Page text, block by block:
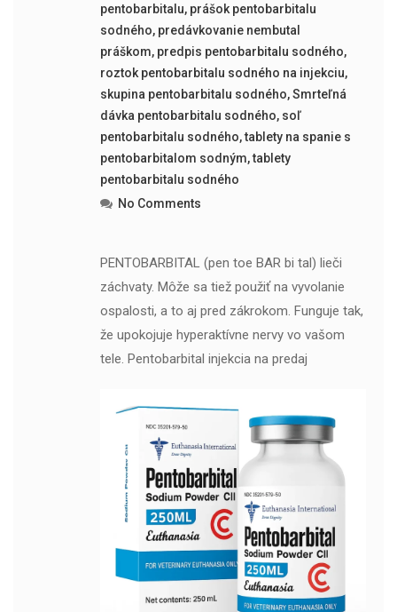
pentobarbitalu, prášok pentobarbitalu
sodného, predávkovanie nembutal
práškom, predpis pentobarbitalu sodného,
roztok pentobarbitalu sodného na injekciu,
skupina pentobarbitalu sodného,Smrteľná
dávka pentobarbitalu sodného, soľ
pentobarbitalu sodného,tablety na spanie s
pentobarbitalom sodným,tablety
pentobarbitalu sodného
No Comments
PENTOBARBITAL (pen toe BAR bi tal) lieči
záchvaty. Môže sa tiež použiť na vyvolanie
ospalosti, a to aj pred zákrokom. Funguje tak,
že upokojuje hyperaktívne nervy vo vašom
tele. Pentobarbital injekcia na predaj